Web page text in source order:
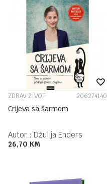
ZDRAV ŽIVOT 206274140
Crijeva sa šarmom
Autor : Džulija Enders
26,70 KM